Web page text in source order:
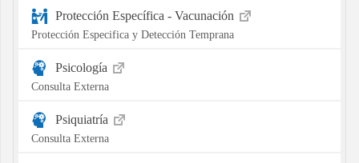
Protección Específica - Vacunación
Protección Especifica y Detección Temprana
Psicología
Consulta Externa
Psiquiatría
Consulta Externa